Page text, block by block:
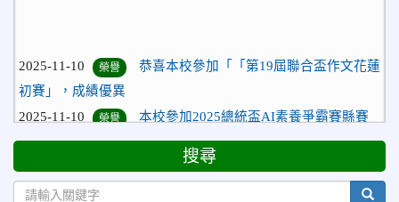
2025-11-10 榮譽
恭喜本校參加「「第19屆聯合盃作文花蓮
初賽」，成績優異
2025-11-10
榮譽
本校參加2025總統盃AI素養爭霸賽縣賽
恭喜本校參加「「第19屆聯合盃作文花蓮
初賽」，成績優異
搜尋